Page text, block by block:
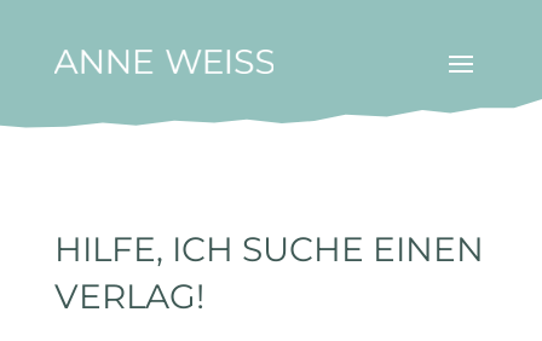
HILFE, ICH SUCHE EINEN
VERLAG!